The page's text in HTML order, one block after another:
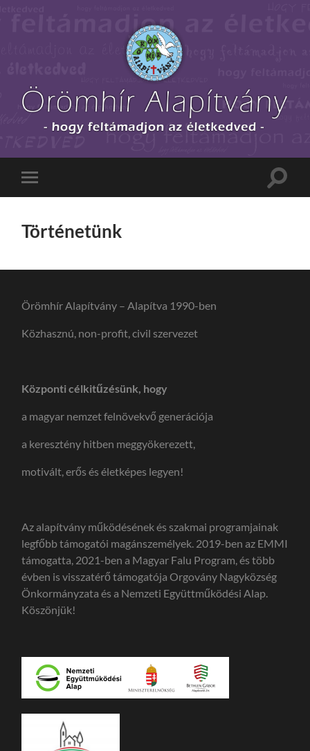
-
mobile
Toggle
Történetünk
Örömhír Alapítvány – Alapítva 1990-ben
Közhasznú, non-profit, civil szervezet
Központi célkitűzésünk, hogy
a magyar nemzet felnövekvő generációja
a keresztény hitben meggyökerezett,
motivált, erős és életképes legyen!
Az alapítvány működésének és szakmai programjainak
legfőbb támogatói magánszemélyek. 2019-ben az EMMI
támogatta, 2021-ben a Magyar Falu Program, és több
évben is visszatérő támogatója Orgovány Nagyközség
Önkormányzata és a Nemzeti Együttműködési Alap.
Köszönjük!